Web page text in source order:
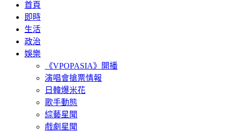
首頁
即時
生活
政治
娛樂
《VPOPASIA》開播
演唱會搶票情報
日韓爆米花
歌手動態
綜藝星聞
戲劇星聞